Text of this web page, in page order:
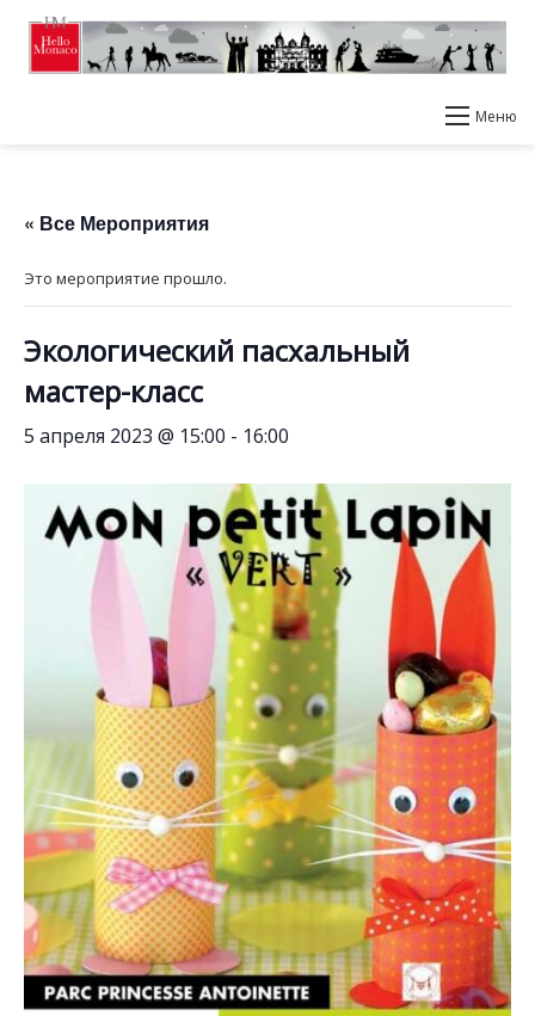
Меню
« Все Мероприятия
Это мероприятие прошло.
Экологический пасхальный
мастер-класс
5 апреля 2023 @ 15:00 - 16:00